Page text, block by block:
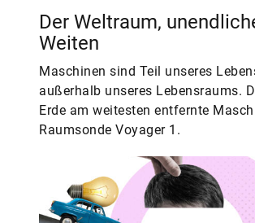
Der Weltraum,
Weiten
Maschinen sind Teil unseres
außerhalb unseres Lebensraums.
Erde am weitesten entfernte
Raumsonde Voyager 1.